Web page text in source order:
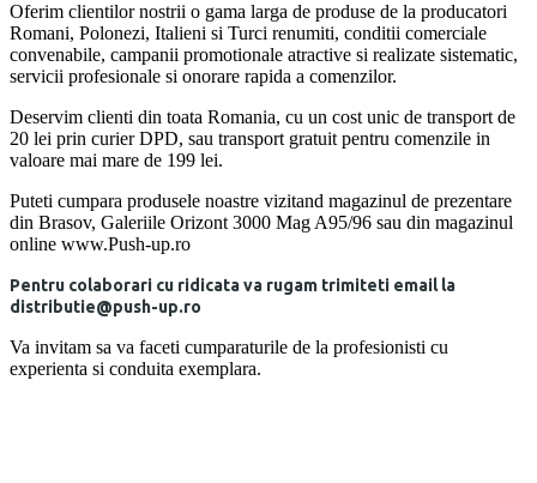
Oferim clientilor nostrii o gama larga de produse de la producatori
Romani, Polonezi, Italieni si Turci renumiti, conditii comerciale
convenabile, campanii promotionale atractive si realizate sistematic,
servicii profesionale si onorare rapida a comenzilor.
Deservim clienti din toata Romania, cu un cost unic de transport de
20 lei prin curier DPD, sau transport gratuit pentru comenzile in
valoare mai mare de 199 lei.
Puteti cumpara produsele noastre vizitand magazinul de prezentare
din Brasov, Galeriile Orizont 3000 Mag A95/96 sau din magazinul
online www.Push-up.ro
Pentru colaborari cu ridicata va rugam trimiteti email la
distributie@push-up.ro
Va invitam sa va faceti cumparaturile de la profesionisti cu
experienta si conduita exemplara.